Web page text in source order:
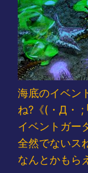
海底のイベン
ね?《(・Д・
イベントガー
全然でないス
なんとかもら